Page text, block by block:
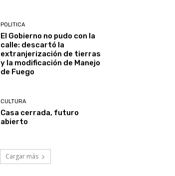
POLITICA
El Gobierno no pudo con la
calle: descartó la
extranjerización de tierras
y la modificación de Manejo
de Fuego
CULTURA
Casa cerrada, futuro
abierto
Cargar más